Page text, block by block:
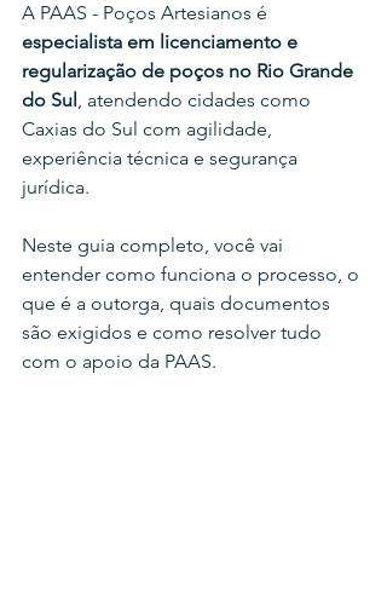
A PAAS - Poços Artesianos é
especialista em licenciamento e
regularização de poços no Rio Grande
do Sul, atendendo cidades como
Caxias do Sul com agilidade,
experiência técnica e segurança
jurídica.
Neste guia completo, você vai
entender como funciona o processo, o
que é a outorga, quais documentos
são exigidos e como resolver tudo
com o apoio da PAAS.